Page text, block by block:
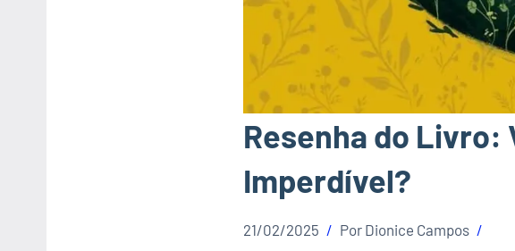
Resenha do Livro:
Imperdível?
21/02/2025 Por Dionice Campos